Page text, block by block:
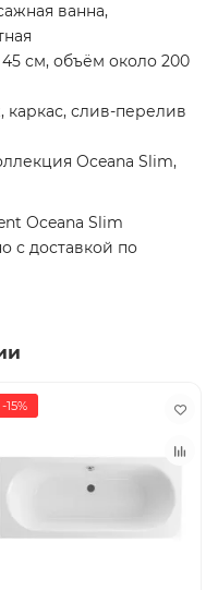
ванна,
см, объём около 200
слив-перелив
Oceana Slim,
Oceana Slim
с доставкой по
-15%